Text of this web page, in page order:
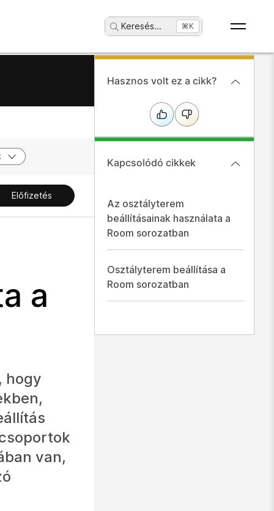
Keresés... ⌘K
Előfizetés
a
hogy
van,
Hasznos volt ez a cikk?
Kapcsolódó cikkek
Az osztályterem
beállításainak használata a
Room sorozatban
Osztályterem beállítása a
Room sorozatban